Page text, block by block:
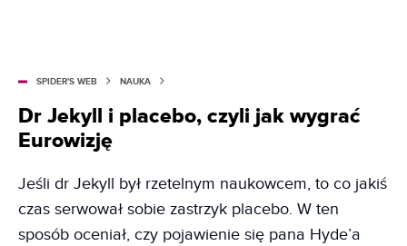
SPIDER'S WEB NAUKA
Dr Jekyll i placebo, czyli jak wygrać
Eurowizję
Jeśli dr Jekyll był rzetelnym naukowcem, to co jakiś
czas serwował sobie zastrzyk placebo. W ten
sposób oceniał, czy pojawienie się pana Hyde’a